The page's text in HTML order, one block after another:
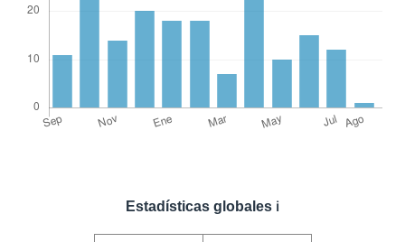
Estadísticas globales ℹ️